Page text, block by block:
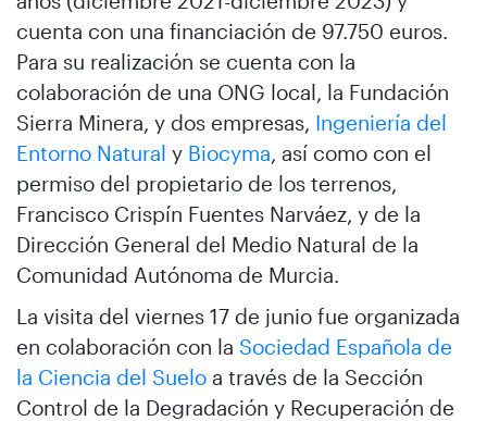
cuenta con una financiación de 97.750 euros.
Para su realización se cuenta con la
colaboración de una ONG local, la Fundación
Sierra Minera, y dos empresas, Ingeniería del
Entorno Natural y Biocyma, así como con el
permiso del propietario de los terrenos,
Francisco Crispín Fuentes Narváez, y de la
Dirección General del Medio Natural de la
Comunidad Autónoma de Murcia.
La visita del viernes 17 de junio fue organizada
en colaboración con la Sociedad Española de
la Ciencia del Suelo a través de la Sección
Control de la Degradación y Recuperación de